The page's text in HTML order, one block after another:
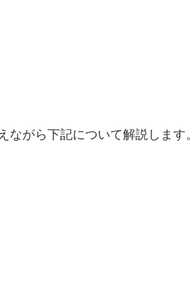
がら下記について解説します。